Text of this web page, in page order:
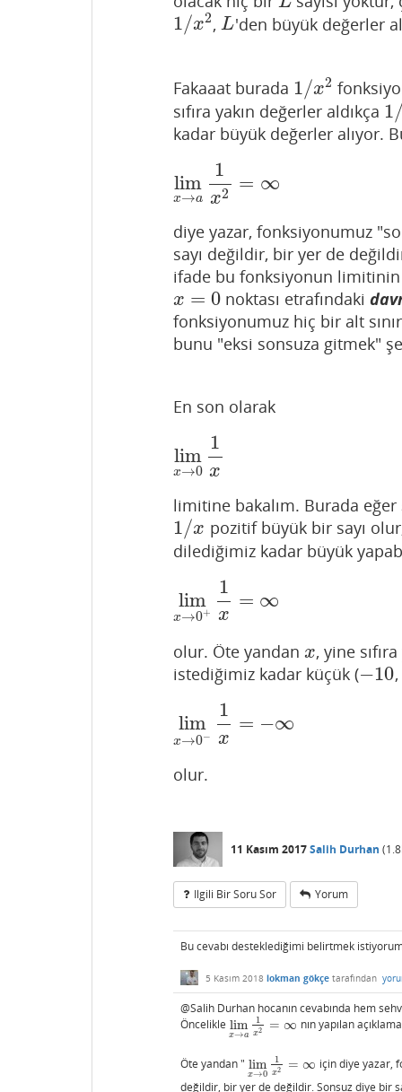
1/x2
1/x2 ,L
L 'den büyük değerler
Fakaaat burada 1/x2
1/x2
sıfıra yakın değerler aldıkça 1/
1/
kadar büyük değerler alıyor.
lim
x→a
1
x2 = ∞
limx →a 1x2 =∞
diye yazar, fonksiyonumuz
sayı değildir, bir yer de
ifade bu fonksiyonun
x = 0
x= 0 noktası etrafındaki
fonksiyonumuz hiç bir alt
bunu "eksi sonsuza gitmek"
En son olarak
lim
x→0
1
x
limx →0
limitine bakalım. Burada eğer
1/x
1/x pozitif büyük bir sayı
dilediğimiz kadar büyük
lim
x→0+
1
x
= ∞
limx →0 +1x =∞
olur. Öte yandan x
x , yine
istediğimiz kadar küçük (−10
−10 ,
lim
x→0−
1
x
= −∞
limx →0 −1x =−∞
olur.
11 Kasım 2017Salih Durhan (
Ilgili Bir Soru Sor Yorum
Bu cevabı desteklediğimi belirtmek
5 Kasım 2018 lokman gökçe tarafından
@Salih Durhan hocanın cevabında hem
Öncelikle lim
x→a
1
x2 = ∞
limx →a 1x2=∞ nın yapılan
Öte yandan " lim
x→0
1
x2 = ∞
limx →0 1x2=∞ için diye yazar,
değildir, bir yer de değildir. Sonsuz diye bir